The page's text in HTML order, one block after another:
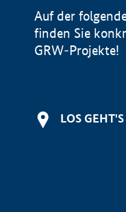
Auf der
finden Sie
GRW-Projekte!
LOS GEHT'S